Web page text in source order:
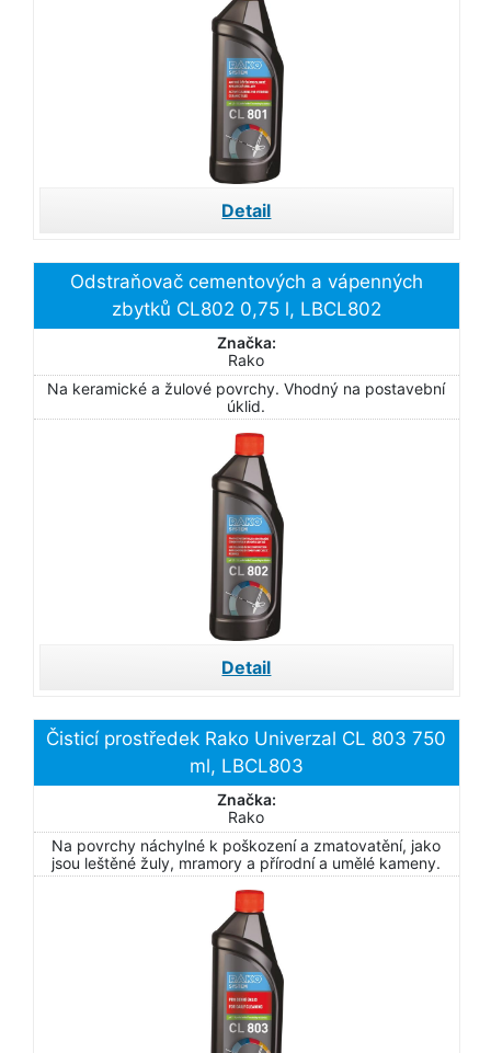
Detail
Odstraňovač cementových a vápenných
zbytků CL802 0,75 l, LBCL802
Značka:
Rako
Na keramické a žulové povrchy. Vhodný na postavební
úklid.
Detail
Čisticí prostředek Rako Univerzal CL 803 750
ml, LBCL803
Značka:
Rako
Na povrchy náchylné k poškození a zmatovatění, jako
jsou leštěné žuly, mramory a přírodní a umělé kameny.